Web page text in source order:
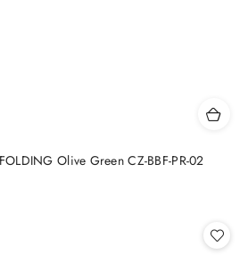
Olive Green CZ-BBF-PR-02